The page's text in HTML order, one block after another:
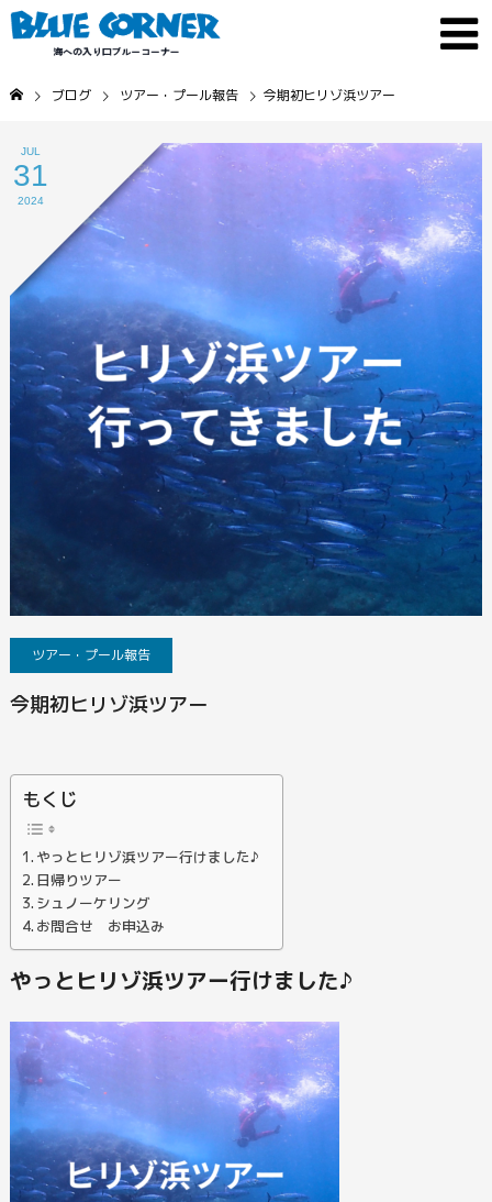
ブログ ツアー・プール報告 今期初ヒリゾ浜ツアー
JUL
31
2024
ツアー・プール報告
今期初ヒリゾ浜ツアー
もくじ
やっとヒリゾ浜ツアー行けました♪
日帰りツアー
シュノーケリング
お問合せ お申込み
やっとヒリゾ浜ツアー行けました♪